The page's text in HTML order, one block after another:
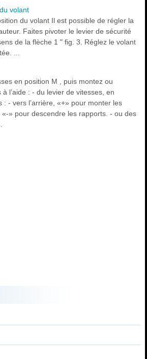
volant
du volant Il est possible de régler la
Faites pivoter le levier de sécurité
de la flèche 1 " fig. 3. Réglez le volant
...
en position M , puis montez ou
l’aide : - du levier de vitesses, en
: - vers l’arrière, «+» pour monter les
«-» pour descendre les rapports. - ou des